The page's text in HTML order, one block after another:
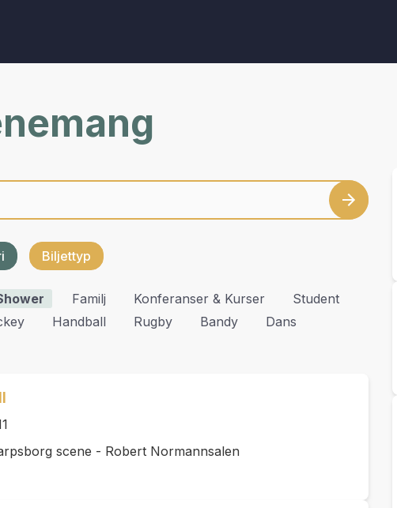
Biljettyp
Familj Konferanser & Kurser
Student
Handball Rugby Bandy
Dans
scene - Robert Normannsalen